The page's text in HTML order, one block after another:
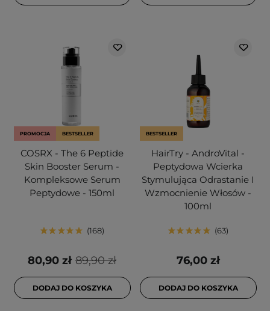
PROMOCJA BESTSELLER
COSRX - The 6 Peptide
Skin Booster Serum -
Kompleksowe Serum
Peptydowe - 150ml
168
89,90 zł
80,90 zł
DODAJ DO KOSZYKA
BESTSELLER
HairTry - AndroVital -
Peptydowa Wcierka
Stymulująca Odrastanie I
Wzmocnienie Włosów -
100ml
63
76,00 zł
DODAJ DO KOSZYKA